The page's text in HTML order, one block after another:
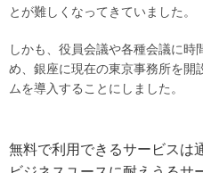
とが難しくなってきていました。
しかも、役員会議や各種会議に時
め、銀座に現在の東京事務所を開
ムを導入することにしました。
無料で利用できるサービスは